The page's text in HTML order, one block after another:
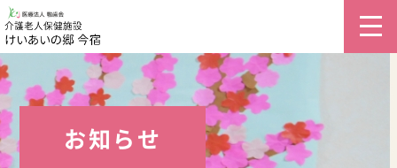
お知らせ